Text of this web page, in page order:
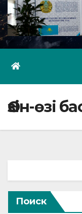
Өзін-өзі
Поиск